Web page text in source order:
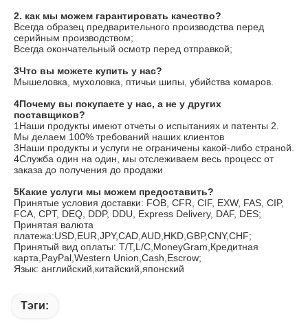
2. как мы можем гарантировать качество?
Всегда образец предварительного производства перед
серийным производством;
Всегда окончательный осмотр перед отправкой;
3Что вы можете купить у нас?
Мышеловка, мухоловка, птичьи шипы, убийства комаров.
4Почему вы покупаете у нас, а не у других
поставщиков?
1Наши продукты имеют отчеты о испытаниях и патенты 2.
Мы делаем 100% требований наших клиентов
3Наши продукты и услуги не ограничены какой-либо страной.
4Служба один на один, мы отслеживаем весь процесс от
заказа до получения до продажи
5Какие услуги мы можем предоставить?
Принятые условия доставки: FOB, CFR, CIF, EXW, FAS, CIP,
FCA, CPT, DEQ, DDP, DDU, Express Delivery, DAF, DES;
Принятая валюта
платежа:USD,EUR,JPY,CAD,AUD,HKD,GBP,CNY,CHF;
Принятый вид оплаты: T/T,L/C,MoneyGram,Кредитная
карта,PayPal,Western Union,Cash,Escrow;
Язык: английский,китайский,японский
Тэги: